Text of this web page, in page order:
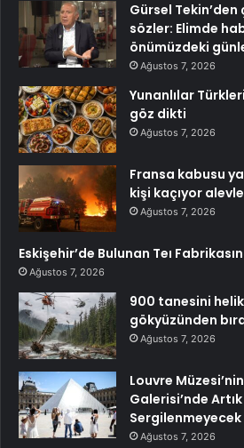
Gürsel
sözler: Elimde
önümüzdeki
Ağustos 7, 2026
Yunanlılar
göz dikti
Ağustos 7, 2026
Fransa kabusu
kişi kaçıyor
Ağustos 7, 2026
Eskişehir’de Bulunan Teı
Ağustos 7, 2026
900 tanesini
gökyüzünden
Ağustos 7, 2026
Louvre
Galerisi’nde
Sergilenmeyecek
Ağustos 7, 2026